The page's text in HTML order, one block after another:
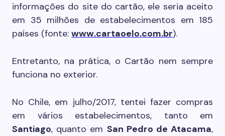
informações do site do cartão, ele seria aceito
em 35 milhões de estabelecimentos em 185
países (fonte: www.cartaoelo.com.br).
Entretanto, na prática, o Cartão nem sempre
funciona no exterior.
No Chile, em julho/2017, tentei fazer compras
em vários estabelecimentos, tanto em
Santiago, quanto em San Pedro de Atacama,